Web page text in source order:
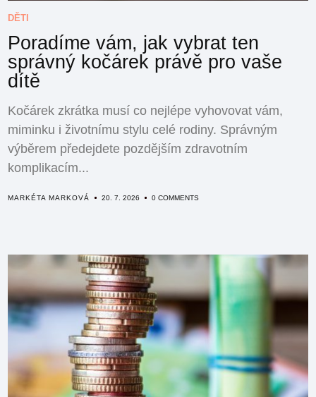
DĚTI
Poradíme vám, jak vybrat ten
správný kočárek právě pro vaše
dítě
Kočárek zkrátka musí co nejlépe vyhovovat vám,
miminku i životnímu stylu celé rodiny. Správným
výběrem předejdete pozdějším zdravotním
komplikacím...
MARKÉTA MARKOVÁ 20. 7. 2026 0 COMMENTS